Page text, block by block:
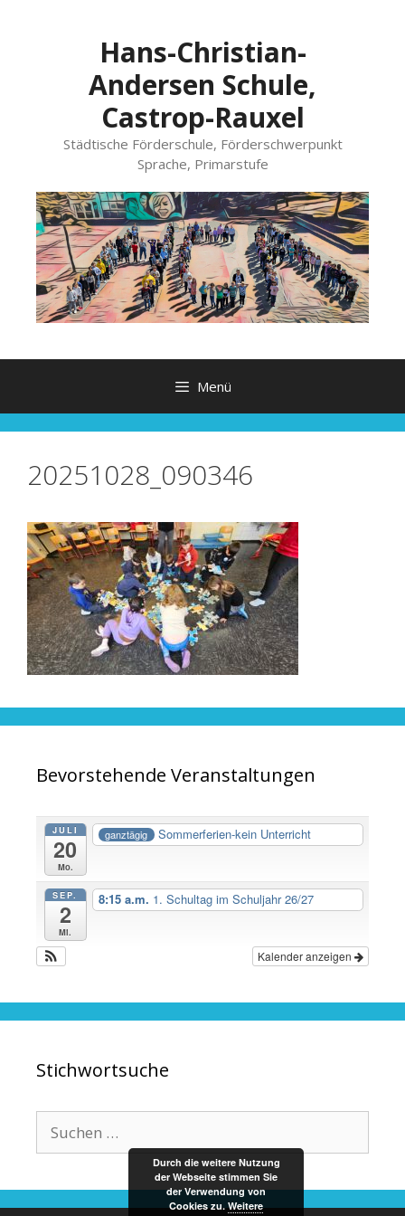
Hans-Christian-
Andersen Schule,
Castrop-Rauxel
Städtische Förderschule, Förderschwerpunkt
Sprache, Primarstufe
Menü
20251028_090346
Bevorstehende Veranstaltungen
JULI
20
Mo.
ganztägig Sommerferien-kein Unterricht
SEP.
2
Mi.
8:15 a.m. 1. Schultag im Schuljahr 26/27
Kalender anzeigen
Stichwortsuche
nach:
Durch die weitere Nutzung
der Webseite stimmen Sie
der Verwendung von
Cookies zu.Weitere